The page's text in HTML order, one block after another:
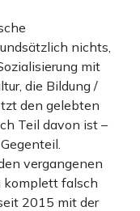
nichts,
mit
die Bildung /
den gelebten
Teil davon ist –
vergangenen
komplett falsch
2015 mit der